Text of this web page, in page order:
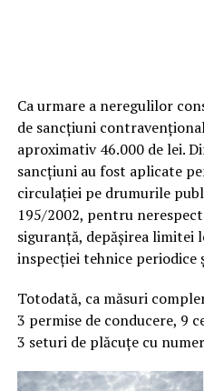
Ca urmare a neregulilor
de sancțiuni
aproximativ 46.000 de lei.
sancțiuni au fost aplicate
circulației pe drumurile
195/2002, pentru
siguranță, depășirea limitei
inspecției tehnice periodice
Totodată, ca măsuri
3 permise de conducere, 9
3 seturi de plăcuțe cu